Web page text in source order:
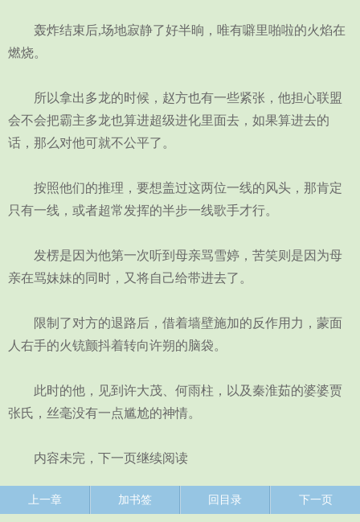
轰炸结束后,场地寂静了好半晌，唯有噼里啪啦的火焰在
燃烧。
所以拿出多龙的时候，赵方也有一些紧张，他担心联盟
会不会把霸主多龙也算进超级进化里面去，如果算进去的
话，那么对他可就不公平了。
按照他们的推理，要想盖过这两位一线的风头，那肯定
只有一线，或者超常发挥的半步一线歌手才行。
发楞是因为他第一次听到母亲骂雪婷，苦笑则是因为母
亲在骂妹妹的同时，又将自己给带进去了。
限制了对方的退路后，借着墙壁施加的反作用力，蒙面
人右手的火铳颤抖着转向许朔的脑袋。
此时的他，见到许大茂、何雨柱，以及秦淮茹的婆婆贾
张氏，丝毫没有一点尴尬的神情。
内容未完，下一页继续阅读
上一章 加书签 回目录 下一页